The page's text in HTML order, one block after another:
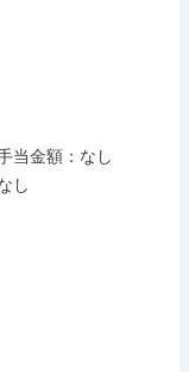
当金額：なし
し